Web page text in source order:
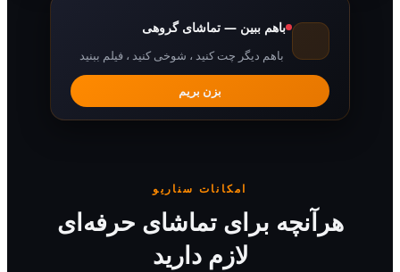
باهم ببین — تماشای گروهی
باهم دیگر چت کنید ، شوخی کنید ، فیلم ببنید
امکانات سناریو
برای تماشای حرفه‌ای
لازم دارید